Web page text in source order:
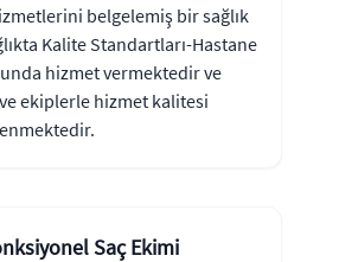
belgelemiş bir sağlık
Kalite Standartları-Hastane
hizmet vermektedir ve
ekiplerle hizmet kalitesi
Saç Ekimi